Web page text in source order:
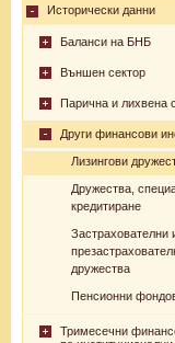
Исторически данни
Баланси на БНБ
Външен сектор
Парична и лихвена
Други финансови
Лизингови
Дружества,
кредитиране
Застрахователни
дружества
Пенсионни
Тримесечни